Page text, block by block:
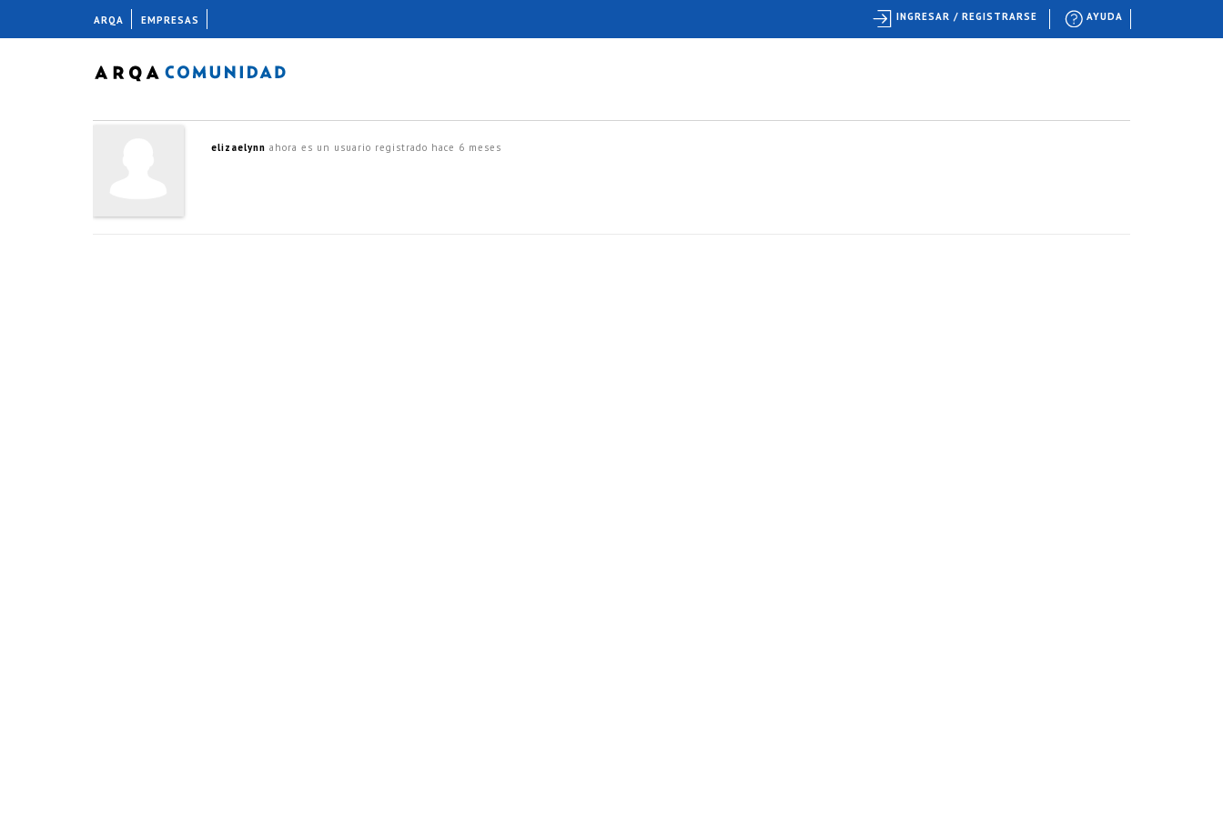
elizaelynn ahora es un usuario registrado hace 6 meses
ARQA EMPRESAS AYUDA
INGRESAR / REGISTRARSE